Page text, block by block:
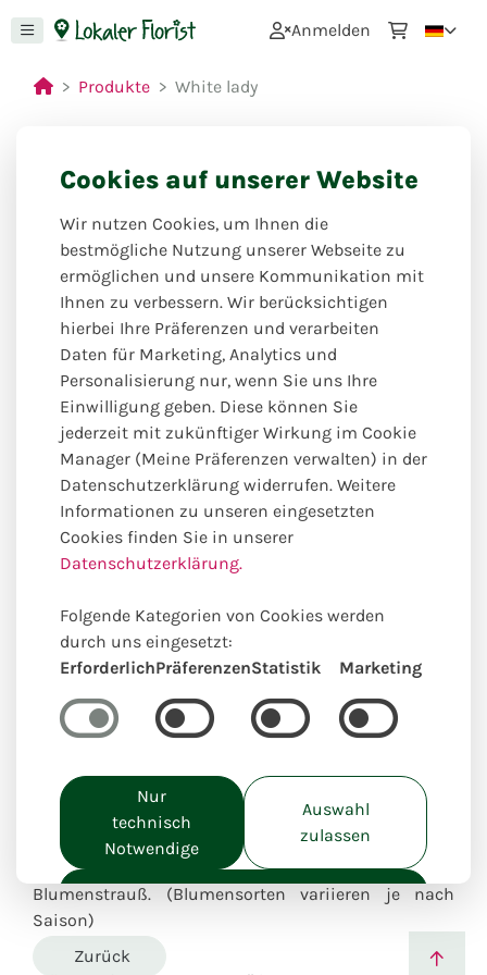
Anmelden
Produkte White lady
White lady
Besonders beliebt | Ganzjähriges Produkt
Elegante, weiße Blumen, arrangiert zu einem edlen
Blumenstrauß. (Blumensorten variieren je nach
Saison)
Zurück
Cookies auf unserer Website
Wir nutzen Cookies, um Ihnen die
bestmögliche Nutzung unserer Webseite zu
ermöglichen und unsere Kommunikation mit
Ihnen zu verbessern. Wir berücksichtigen
hierbei Ihre Präferenzen und verarbeiten
Daten für Marketing, Analytics und
Personalisierung nur, wenn Sie uns Ihre
Einwilligung geben. Diese können Sie
jederzeit mit zukünftiger Wirkung im Cookie
Manager (Meine Präferenzen verwalten) in der
Datenschutzerklärung widerrufen. Weitere
Informationen zu unseren eingesetzten
Cookies finden Sie in unserer
Datenschutzerklärung.
Folgende Kategorien von Cookies werden
durch uns eingesetzt:
ErforderlichPräferenzenStatistik Marketing
Nur
technisch
Notwendige
Auswahl
zulassen
Alle akzeptieren